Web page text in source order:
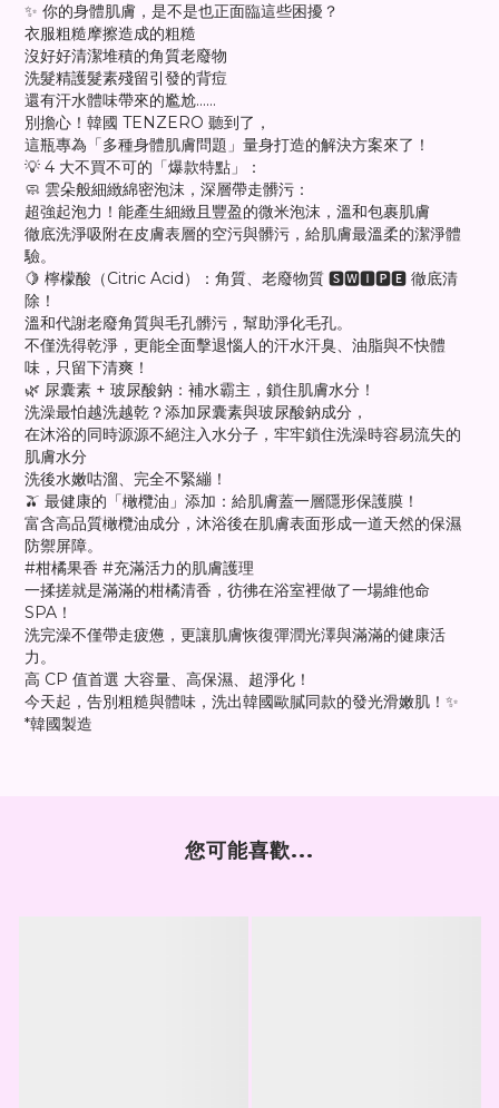
✨ 你的身體肌膚，是不是也正面臨這些困擾？
衣服粗糙摩擦造成的粗糙
沒好好清潔堆積的角質老廢物
洗髮精護髮素殘留引發的背痘
還有汗水體味帶來的尷尬……
別擔心！韓國 TENZERO 聽到了，
這瓶專為「多種身體肌膚問題」量身打造的解決方案來了！
💡 4 大不買不可的「爆款特點」：
🧼 雲朵般細緻綿密泡沫，深層帶走髒污：
超強起泡力！能產生細緻且豐盈的微米泡沫，溫和包裹肌膚
徹底洗淨吸附在皮膚表層的空污與髒污，給肌膚最溫柔的潔淨體
驗。
🍋 檸檬酸（Citric Acid）：角質、老廢物質 🆂🆆🅸🅿️🅴 徹底清
除！
溫和代謝老廢角質與毛孔髒污，幫助淨化毛孔。
不僅洗得乾淨，更能全面擊退惱人的汗水汗臭、油脂與不快體
味，只留下清爽！
🌿 尿囊素 + 玻尿酸鈉：補水霸主，鎖住肌膚水分！
洗澡最怕越洗越乾？添加尿囊素與玻尿酸鈉成分，
在沐浴的同時源源不絕注入水分子，牢牢鎖住洗澡時容易流失的
肌膚水分
洗後水嫩咕溜、完全不緊繃！
🫒 最健康的「橄欖油」添加：給肌膚蓋一層隱形保護膜！
富含高品質橄欖油成分，沐浴後在肌膚表面形成一道天然的保濕
防禦屏障。
#柑橘果香 #充滿活力的肌膚護理
一揉搓就是滿滿的柑橘清香，彷彿在浴室裡做了一場維他命
SPA！
洗完澡不僅帶走疲憊，更讓肌膚恢復彈潤光澤與滿滿的健康活
力。
高 CP 值首選 大容量、高保濕、超淨化！
今天起，告別粗糙與體味，洗出韓國歐膩同款的發光滑嫩肌！✨
*韓國製造
您可能喜歡...